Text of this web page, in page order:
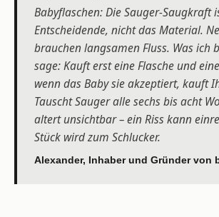
Babyflaschen: Die Sauger-Saugkraft
Entscheidende, nicht das Material.
brauchen langsamen Fluss. Was ich
sage: Kauft erst eine Flasche und
wenn das Baby sie akzeptiert, kauft
Tauscht Sauger alle sechs bis acht
altert unsichtbar – ein Riss kann
Stück wird zum Schlucker.
Alexander, Inhaber und Gründer von